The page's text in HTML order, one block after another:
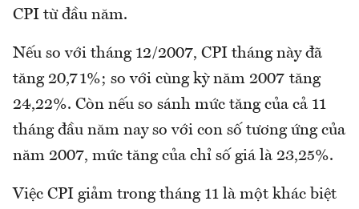
CPI từ đầu năm.
Nếu so với tháng 12/2007, CPI tháng này đã
tăng 20,71%; so với cùng kỳ năm 2007 tăng
24,22%. Còn nếu so sánh mức tăng của cả 11
tháng đầu năm nay so với con số tương ứng của
năm 2007, mức tăng của chỉ số giá là 23,25%.
Việc CPI giảm trong tháng 11 là một khác biệt